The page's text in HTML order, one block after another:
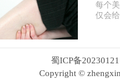
每个
仅会
蜀ICP备
Copyright ©